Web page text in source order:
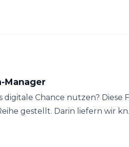
Manager
digitale Chance nutzen? Diese
gestellt. Darin liefern wir